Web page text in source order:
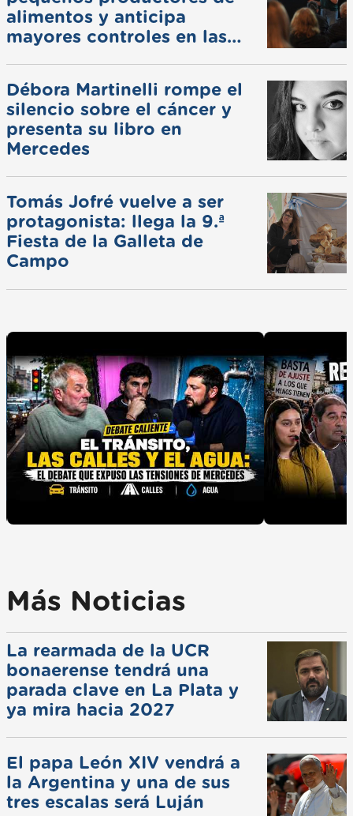
alimentos y anticipa
mayores controles en las
Débora Martinelli rompe el
silencio sobre el cáncer y
presenta su libro en
Mercedes
Tomás Jofré vuelve a ser
protagonista: llega la 9.ª
Fiesta de la Galleta de
Campo
Más Noticias
La rearmada de la UCR
bonaerense tendrá una
parada clave en La Plata y
ya mira hacia 2027
El papa León XIV vendrá a
la Argentina y una de sus
tres escalas será Luján